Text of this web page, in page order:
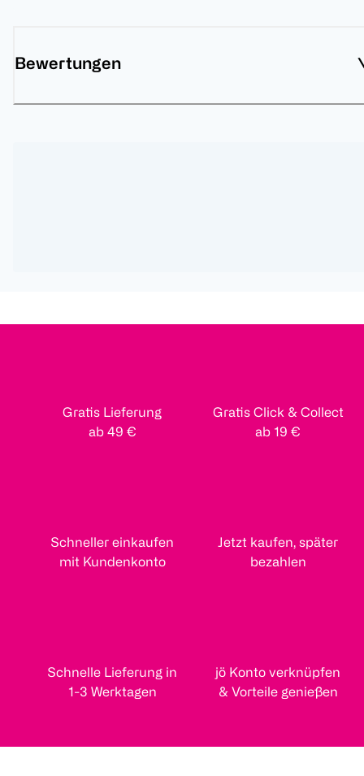
Bewertungen
Gratis Lieferung
ab 49 €
Gratis Click & Collect
ab 19 €
Schneller einkaufen
mit Kundenkonto
Jetzt kaufen, später
bezahlen
Schnelle Lieferung in
1-3 Werktagen
jö Konto verknüpfen
& Vorteile genießen